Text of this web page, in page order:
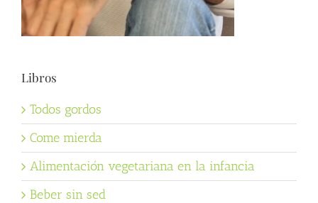
Libros
Todos gordos
Come mierda
Alimentación vegetariana en la infancia
Beber sin sed